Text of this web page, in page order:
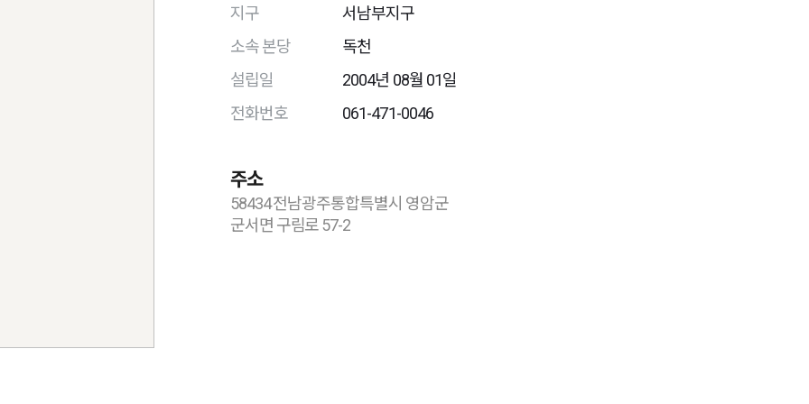
지구
서남부지구
소속 본당
독천
설립일
2004년 08월 01일
전화번호
061-471-0046
주소
58434 전남광주통합특별시 영암군
군서면 구림로 57-2